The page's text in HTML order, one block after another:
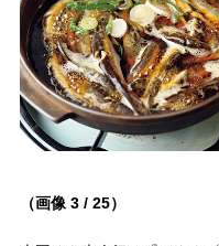
（画像 3 / 25）